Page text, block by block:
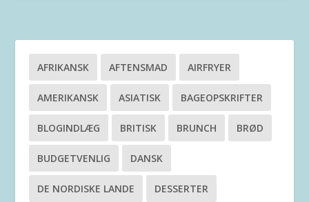
AFRIKANSK AFTENSMAD AIRFRYER
AMERIKANSK ASIATISK BAGEOPSKRIFTER
BLOGINDLÆG BRITISK BRUNCH BRØD
BUDGETVENLIG DANSK
DE NORDISKE LANDE DESSERTER